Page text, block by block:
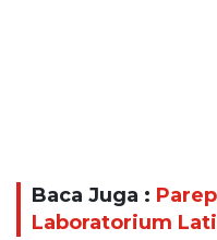
Baca Juga :
Laboratorium